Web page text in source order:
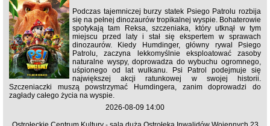
Podczas tajemniczej burzy statek Psiego Patrolu rozbija
się na pełnej dinozaurów tropikalnej wyspie. Bohaterowie
spotykają tam Reksa, szczeniaka, który utknął w tym
miejscu przed laty i stał się ekspertem w sprawach
dinozaurów. Kiedy Humdinger, główny rywal Psiego
Patrolu, zaczyna lekkomyślnie eksploatować zasoby
naturalne wyspy, doprowadza do wybuchu ogromnego,
uśpionego od lat wulkanu. Psi Patrol podejmuje się
największej akcji ratunkowej w swojej historii.
Szczeniaczki muszą powstrzymać Humdingera, zanim doprowadzi do
zagłady całego życia na wyspie.
2026-08-09 14:00